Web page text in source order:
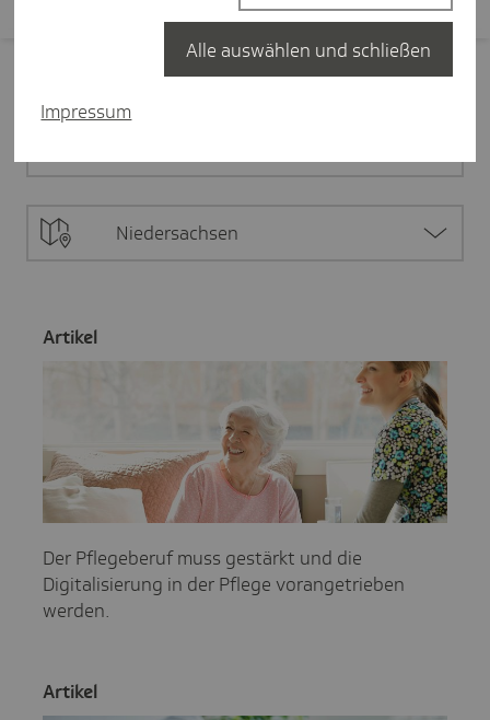
Niedersachsen
Artikel
Der Pflegeberuf muss gestärkt und die
Digitalisierung in der Pflege vorangetrieben
werden.
Artikel
Impressum
Alle auswählen und schließen